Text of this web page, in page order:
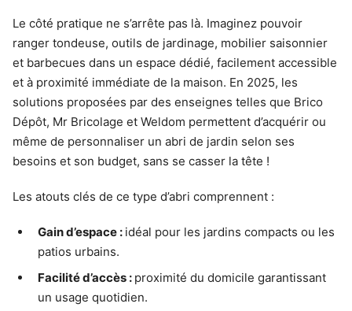
Le côté pratique ne s’arrête pas là. Imaginez pouvoir
ranger tondeuse, outils de jardinage, mobilier saisonnier
et barbecues dans un espace dédié, facilement accessible
et à proximité immédiate de la maison. En 2025, les
solutions proposées par des enseignes telles que Brico
Dépôt, Mr Bricolage et Weldom permettent d’acquérir ou
même de personnaliser un abri de jardin selon ses
besoins et son budget, sans se casser la tête !
Les atouts clés de ce type d’abri comprennent :
Gain d’espace : idéal pour les jardins compacts ou les
patios urbains.
Facilité d’accès : proximité du domicile garantissant
un usage quotidien.